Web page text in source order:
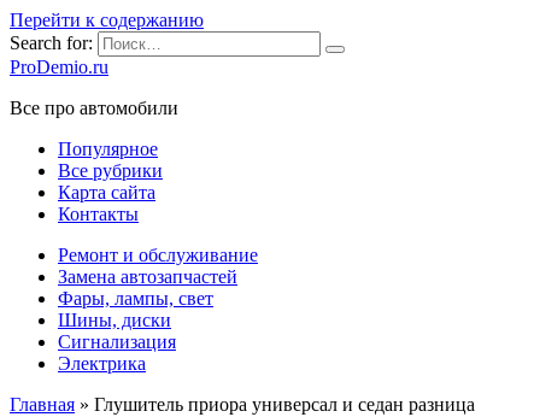
Перейти к содержанию
Search for:
ProDemio.ru
Все про автомобили
Популярное
Все рубрики
Карта сайта
Контакты
Ремонт и обслуживание
Замена автозапчастей
Фары, лампы, свет
Шины, диски
Сигнализация
Электрика
Главная » Глушитель приора универсал и седан разница